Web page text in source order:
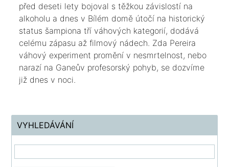
před deseti lety bojoval s těžkou závislostí na
alkoholu a dnes v Bílém domě útočí na historický
status šampiona tří váhových kategorií, dodává
celému zápasu až filmový nádech. Zda Pereira
váhový experiment promění v nesmrtelnost, nebo
narazí na Ganeův profesorský pohyb, se dozvíme
již dnes v noci.
VYHLEDÁVÁNÍ